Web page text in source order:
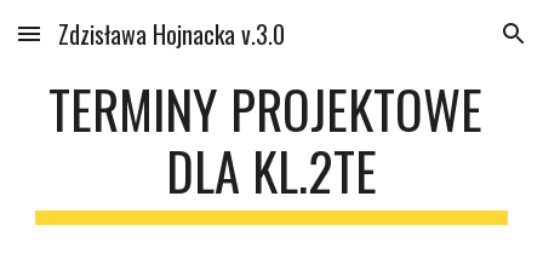
Skip to main content Skip to navigation
Zdzisława Hojnacka v.3.0
TERMINY PROJEKTOWE
DLA KL.2TE